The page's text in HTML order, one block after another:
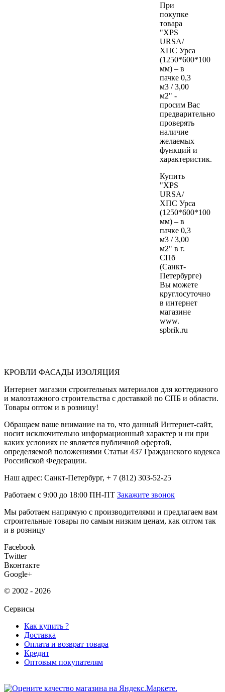
При
покупке
товара
"XPS
URSA/
ХПС Урса
(1250*600*100
мм) – в
пачке 0,3
м3 / 3,00
м2" -
просим Вас
предварительно
проверять
наличие
желаемых
функций и
характеристик.
Купить
"XPS
URSA/
ХПС Урса
(1250*600*100
мм) – в
пачке 0,3
м3 / 3,00
м2" в г.
СПб
(Санкт-
Петербурге)
Вы можете
круглосуточно
в интернет
магазине
www.
spbrik.ru
КРОВЛИ ФАСАДЫ ИЗОЛЯЦИЯ
Интернет магазин строительных материалов для коттеджного
и малоэтажного строительства с доставкой по СПБ и области.
Товары оптом и в розницу!
Обращаем ваше внимание на то, что данный Интернет-сайт,
носит исключительно информационный характер и ни при
каких условиях не является публичной офертой,
определяемой положениями Статьи 437 Гражданского кодекса
Российской Федерации.
Наш адрес: Санкт-Петербург, + 7 (812) 303-52-25
Работаем с 9:00 до 18:00 ПН-ПТ Закажите звонок
Мы работаем напрямую с производителями и предлагаем вам
строительные товары по самым низким ценам, как оптом так
и в розницу
Facebook
Twitter
Вконтакте
Google+
© 2002 - 2026
Сервисы
Как купить ?
Доставка
Оплата и возврат товара
Кредит
Оптовым покупателям